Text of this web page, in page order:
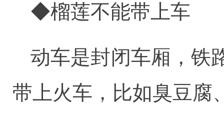
◆榴莲不能带上车
动车是封闭车厢，铁
带上火车，比如臭豆腐